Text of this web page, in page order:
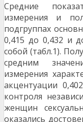
Средние
измерения и
подгруппах
0,415 до 0,432 и
собой (табл.1).
средним
измерения
акцентуации
контроля
женщин
оказались